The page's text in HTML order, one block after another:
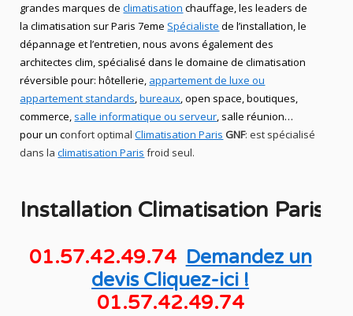
grandes marques de climatisation chauffage, les leaders de
laclimatisation sur Paris 7eme Spécialiste de l’installation,le
dépannageet l’entretien, nous avons également des
architectes clim, spécialisé dans le domaine declimatisation
réversible pour: hôtellerie, appartement de luxe ou
appartement standards,bureaux, open space, boutiques,
commerce, salle informatique ou serveur, salle réunion…
pour un confort optimalClimatisation Paris GNF:est spécialisé
dans laclimatisation Paris froid seul.
Installation Climatisation Paris
01.57.42.49.74 Demandez un
devis Cliquez-ici !
01.57.42.49.74